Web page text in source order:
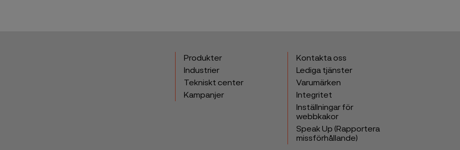
Produkter
Industrier
Tekniskt center
Kampanjer
Kontakta oss
Lediga tjänster
Varumärken
Integritet
Inställningar för
webbkakor
Speak Up (Rapportera
missförhållande)